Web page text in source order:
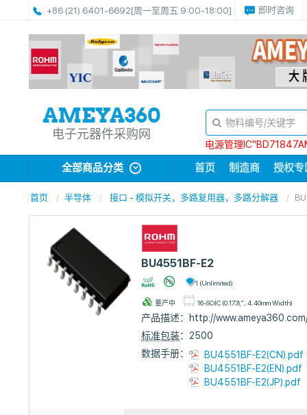
+86 (21) 6401-6692[周一至周五 9:00-18:00] 即时咨询
电子元器件采购网
电源管理
全部商品分类 首页 制造商 授权专
首页 半导体 接口 - 模拟开关，多路复用器，多路分解器
BU4551BF-E2
1 (Unlimited)
量产中 16-SOIC (0.173\", 4.40mm Width)
产品描述：
http://
标准包装：2500
数据手册：
BU4551BF-E2(CN).pdf
BU4551BF-E2(EN).pdf
BU4551BF-E2(JP).pdf